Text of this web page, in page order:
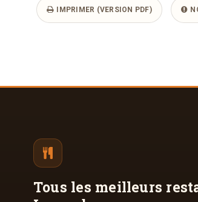
IMPRIMER (VERSION PDF)
Tous les meilleurs